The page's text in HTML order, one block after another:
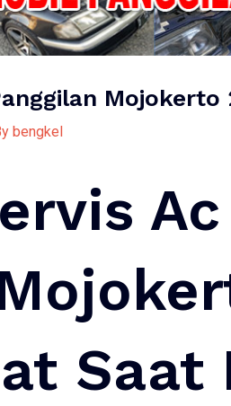
Mojokerto
bengkel
Saat